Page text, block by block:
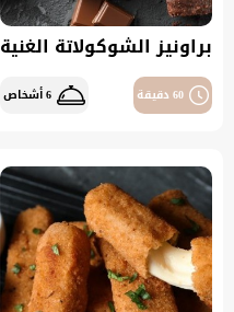
براونيز الشوكولاتة الغنية
60 دقيقة 6 أشخاص